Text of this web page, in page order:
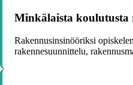
Minkälaista koulutusta
Rakennusinsinööriksi
rakennesuunnittelu,